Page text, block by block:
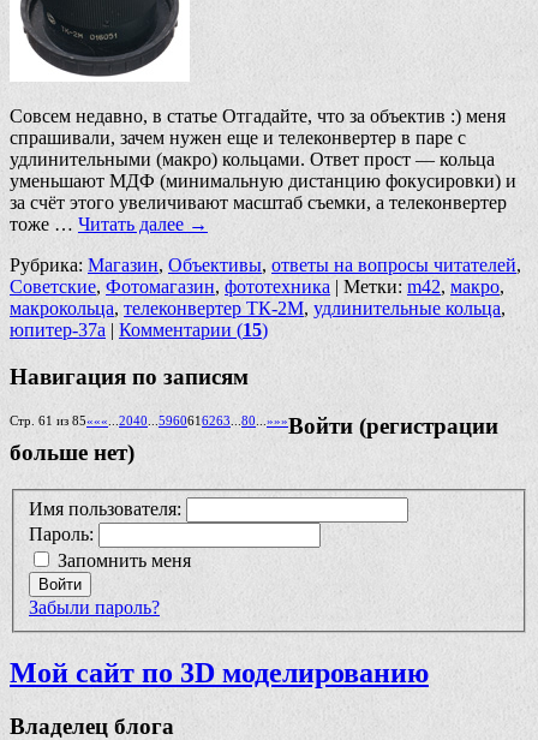
Совсем недавно, в статье Отгадайте, что за объектив :) меня
спрашивали, зачем нужен еще и телеконвертер в паре с
удлинительными (макро) кольцами. Ответ прост — кольца
уменьшают МДФ (минимальную дистанцию фокусировки) и
за счёт этого увеличивают масштаб съемки, а телеконвертер
тоже … Читать далее →
Рубрика: Магазин, Объективы, ответы на вопросы читателей,
Советские, Фотомагазин, фототехника | Метки: m42, макро,
макрокольца, телеконвертер ТК-2М, удлинительные кольца,
юпитер-37а | Комментарии (15)
Навигация по записям
Стр. 61 из 85««« 2040 5960616263 80 »»»Войти (регистрации
больше нет)
Имя пользователя:
Пароль:
Запомнить меня
Войти
Забыли пароль?
Мой сайт по 3D моделированию
Владелец блога